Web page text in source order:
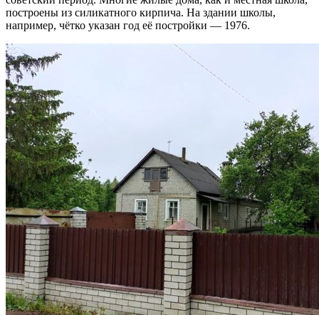
построены из силикатного кирпича. На здании школы,
например, чётко указан год её постройки — 1976.